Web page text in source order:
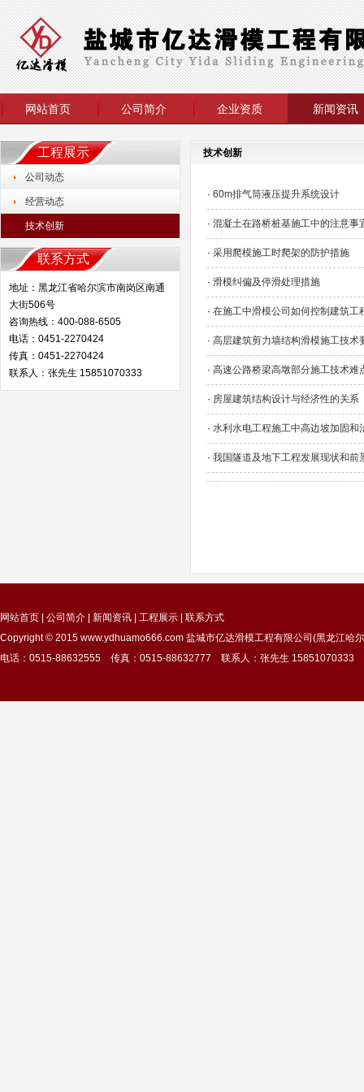
网站首页 公司简介 企业资质 新闻资讯
工程展示
公司动态
经营动态
技术创新
联系方式
地址：黑龙江省哈尔滨市南岗区南通
大街506号
咨询热线：400-088-6505
电话：0451-2270424
传真：0451-2270424
联系人：张先生 15851070333
技术创新
· 60m排气筒液压提升系统设计
· 混凝土在路桥桩基施工中的注意事
· 采用爬模施工时爬架的防护措施
· 滑模纠偏及停滑处理措施
· 在施工中滑模公司如何控制建筑工
· 高层建筑剪力墙结构滑模施工技术
· 高速公路桥梁高墩部分施工技术难
· 房屋建筑结构设计与经济性的关系
· 水利水电工程施工中高边坡加固和
· 我国隧道及地下工程发展现状和前
网站首页 公司简介 新闻资讯 工程展示
联系方式
Copyright © 2015 www.ydhuamo666.com 盐城市亿达滑模工程有限公司(黑龙江哈
电话：0515-88632555 传真：0515-88632777 联系人：张先生 15851070333